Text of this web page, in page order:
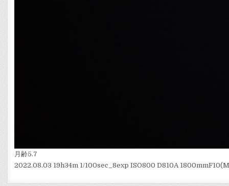
月齢5.7
2022.08.03 19h34m 1/100sec_8exp ISO800 D810A